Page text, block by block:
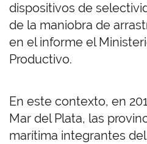
dispositivos de
de la maniobra de
en el informe el
Productivo.
En este contexto, en
Mar del Plata, las
marítima integrantes